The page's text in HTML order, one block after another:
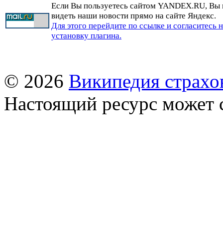
Если Вы пользуетесь сайтом YANDEX.RU, Вы
видеть наши новости прямо на сайте Яндекс.
Для этого перейдите по ссылке и согласитесь
установку плагина.
© 2026 Википедия
Настоящий ресурс может